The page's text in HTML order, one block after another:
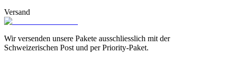
Versand
Wir versenden unsere Pakete ausschliesslich mit der
Schweizerischen Post und per Priority-Paket.